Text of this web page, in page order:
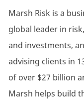
Marsh Risk is a
global leader in
and investments,
advising clients in
of over $27 billion
Marsh helps build